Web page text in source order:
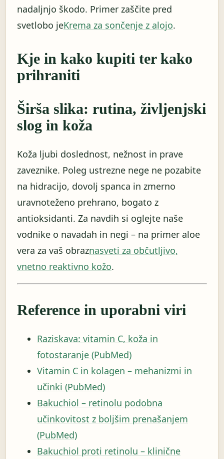
nadaljnjo škodo. Primer zaščite pred
svetlobo jeKrema za sončenje z alojo.
Kje in kako kupiti ter kako
prihraniti
Širša slika: rutina, življenjski
slog in koža
Koža ljubi doslednost, nežnost in prave
zaveznike. Poleg ustrezne nege ne pozabite
na hidracijo, dovolj spanca in zmerno
uravnoteženo prehrano, bogato z
antioksidanti. Za navdih si oglejte naše
vodnike o navadah in negi – na primer aloe
vera za vaš obraznasveti za občutljivo,
vnetno reaktivno kožo.
Reference in uporabni viri
Raziskava: vitamin C, koža in
fotostaranje (PubMed)
Vitamin C in kolagen – mehanizmi in
učinki (PubMed)
Bakuchiol – retinolu podobna
učinkovitost z boljšim prenašanjem
(PubMed)
Bakuchiol proti retinolu – klinične